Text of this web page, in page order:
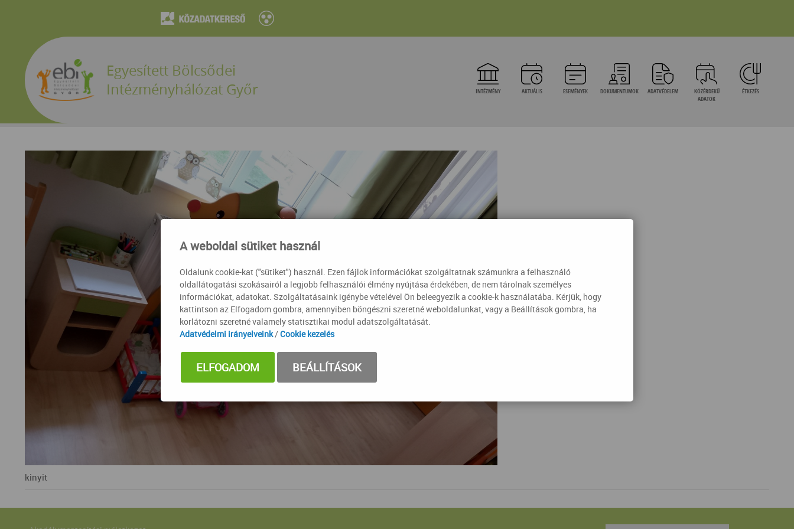
Egyesített Bölcsődei
Intézményhálózat Győr
INTÉZMÉNY AKTUÁLIS ESEMÉNYEK DOKUMENTUMOK ADATVÉDELEM
KÖZÉRDEKŰ
ADATOK
ÉTKEZÉS
kinyit
A weboldal sütiket használ
Oldalunk cookie-kat ("sütiket") használ. Ezen fájlok információkat szolgáltatnak számunkra a felhasználó
oldallátogatási szokásairól a legjobb felhasználói élmény nyújtása érdekében, de nem tárolnak személyes
információkat, adatokat. Szolgáltatásaink igénybe vételével Ön beleegyezik a cookie-k használatába. Kérjük, hogy
kattintson az Elfogadom gombra, amennyiben böngészni szeretné weboldalunkat, vagy a Beállítások gombra, ha
korlátozni szeretné valamely statisztikai modul adatszolgáltatását.
Adatvédelmi irányelveink/Cookie kezelés
ELFOGADOM BEÁLLÍTÁSOK